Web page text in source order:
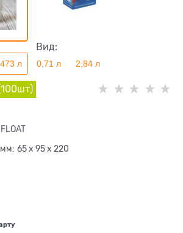
Вид:
л 0,71 л 2,84 л
100шт)
мм: 65 x 95 x 220